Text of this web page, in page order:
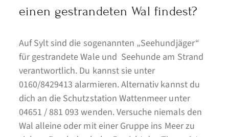
einen gestrandeten Wal findest?
Auf Sylt sind die sogenannten „Seehundjäger“
für gestrandete Wale und Seehunde am Strand
verantwortlich. Du kannst sie unter
0160/8429413 alarmieren. Alternativ kannst du
dich an die Schutzstation Wattenmeer unter
04651 / 881 093 wenden. Versuche niemals den
Wal alleine oder mit einer Gruppe ins Meer zu